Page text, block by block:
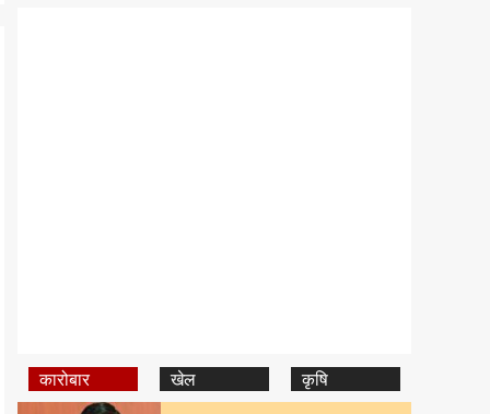
कारोबार खेल कृषि